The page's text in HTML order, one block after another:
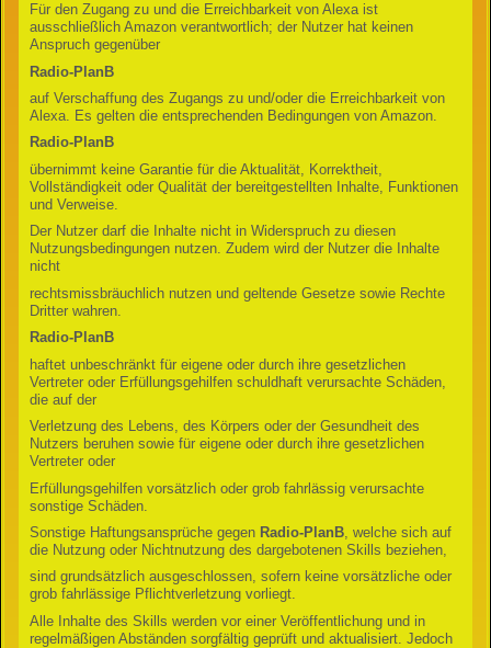
Für den Zugang zu und die Erreichbarkeit von Alexa ist
ausschließlich Amazon verantwortlich; der Nutzer hat keinen
Anspruch gegenüber
Radio-PlanB
auf Verschaffung des Zugangs zu und/oder die Erreichbarkeit von
Alexa. Es gelten die entsprechenden Bedingungen von Amazon.
Radio-PlanB
übernimmt keine Garantie für die Aktualität, Korrektheit,
Vollständigkeit oder Qualität der bereitgestellten Inhalte, Funktionen
und Verweise.
Der Nutzer darf die Inhalte nicht in Widerspruch zu diesen
Nutzungsbedingungen nutzen. Zudem wird der Nutzer die Inhalte
nicht
rechtsmissbräuchlich nutzen und geltende Gesetze sowie Rechte
Dritter wahren.
Radio-PlanB
haftet unbeschränkt für eigene oder durch ihre gesetzlichen
Vertreter oder Erfüllungsgehilfen schuldhaft verursachte Schäden,
die auf der
Verletzung des Lebens, des Körpers oder der Gesundheit des
Nutzers beruhen sowie für eigene oder durch ihre gesetzlichen
Vertreter oder
Erfüllungsgehilfen vorsätzlich oder grob fahrlässig verursachte
sonstige Schäden.
Sonstige Haftungsansprüche gegen Radio-PlanB, welche sich auf
die Nutzung oder Nichtnutzung des dargebotenen Skills beziehen,
sind grundsätzlich ausgeschlossen, sofern keine vorsätzliche oder
grob fahrlässige Pflichtverletzung vorliegt.
Alle Inhalte des Skills werden vor einer Veröffentlichung und in
regelmäßigen Abständen sorgfältig geprüft und aktualisiert. Jedoch